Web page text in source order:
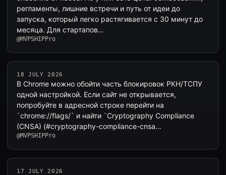
регламенты, лишние встречи и путь от идеи до
запуска, который легко растягивается с 30 минут до
месяца. Для стартапов…
@MVPSHIPPro
18 JULY 2026
В Chrome можно обойти часть блокировок РКН/ТСПУ
одной настройкой. Если сайт не открывается,
попробуйте в адресной строке перейти на
`chrome://flags/` и найти `Cryptography Compliance
(CNSA) (#cryptography-compliance-cnsa…
@MVPSHIPPro
17 JULY 2026